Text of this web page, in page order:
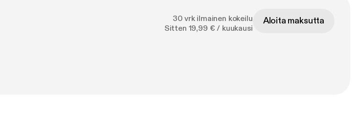
30 vrk ilmainen kokeilu
Sitten 19,99 € / kuukausi
Aloita maksutta